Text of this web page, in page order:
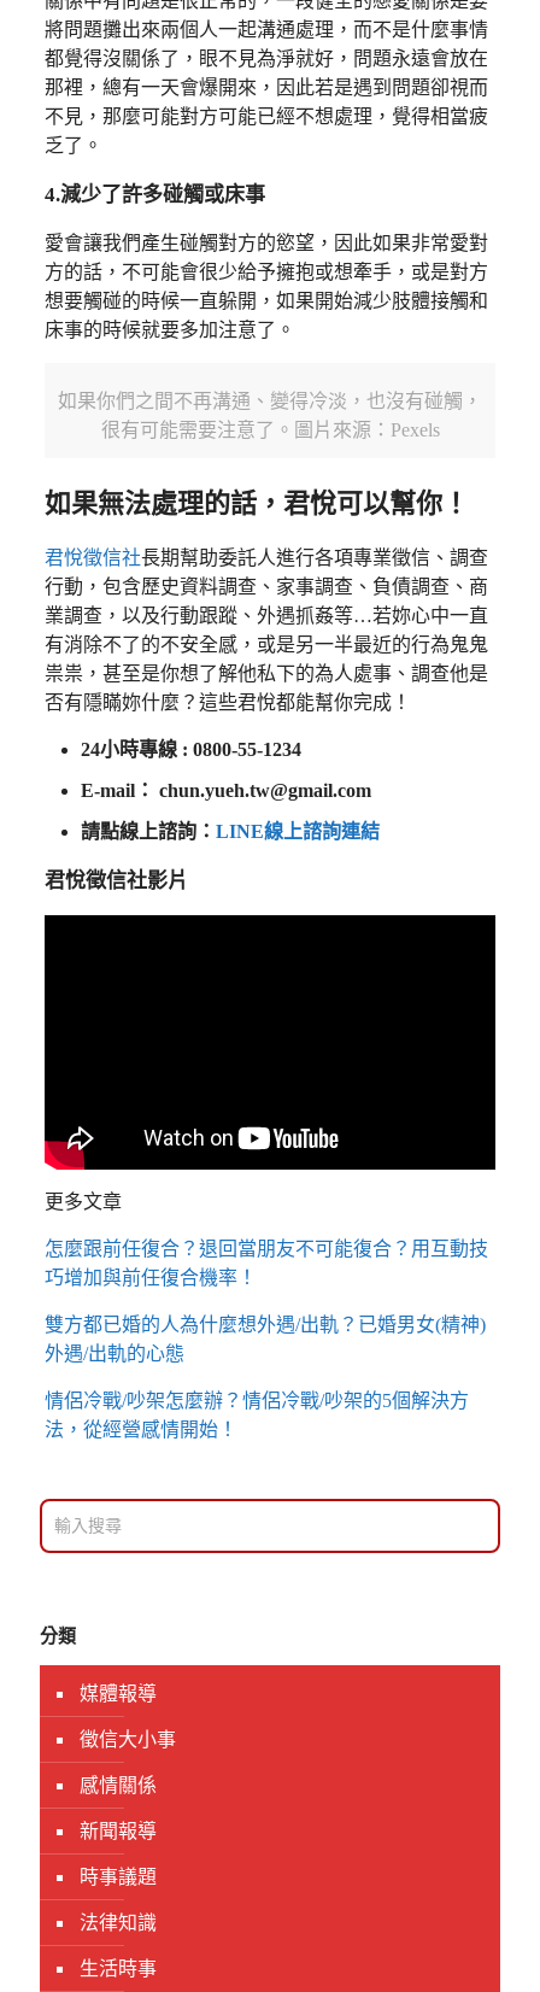
將問題攤出來兩個人一起溝通處理，而不是什麼事情
都覺得沒關係了，眼不見為淨就好，問題永遠會放在
那裡，總有一天會爆開來，因此若是遇到問題卻視而
不見，那麼可能對方可能已經不想處理，覺得相當疲
乏了。
4.減少了許多碰觸或床事
愛會讓我們產生碰觸對方的慾望，因此如果非常愛對
方的話，不可能會很少給予擁抱或想牽手，或是對方
想要觸碰的時候一直躲開，如果開始減少肢體接觸和
床事的時候就要多加注意了。
如果你們之間不再溝通、變得冷淡，也沒有碰觸，
很有可能需要注意了。圖片來源：Pexels
如果無法處理的話，君悅可以幫你！
君悅徵信社長期幫助委託人進行各項專業徵信、調查
行動，包含歷史資料調查、家事調查、負債調查、商
業調查，以及行動跟蹤、外遇抓姦等…若妳心中一直
有消除不了的不安全感，或是另一半最近的行為鬼鬼
祟祟，甚至是你想了解他私下的為人處事、調查他是
否有隱瞞妳什麼？這些君悅都能幫你完成！
24小時專線 : 0800-55-1234
E-mail： chun.yueh.tw@gmail.com
請點線上諮詢： LINE線上諮詢連結
君悅徵信社影片
更多文章
怎麼跟前任復合？退回當朋友不可能復合？用互動技
巧增加與前任復合機率！
雙方都已婚的人為什麼想外遇/出軌？已婚男女(精神)
外遇/出軌的心態
情侶冷戰/吵架怎麼辦？情侶冷戰/吵架的5個解決方
法，從經營感情開始！
分類
媒體報導
徵信大小事
感情關係
新聞報導
時事議題
法律知識
生活時事